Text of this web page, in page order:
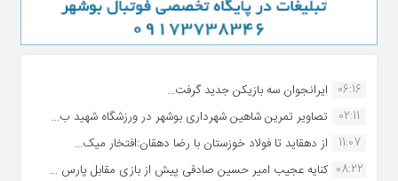
06:16 ایرانجوان سه بازیکن جدید گرفت...
02:11
تصاویر تمرین شاهین شهردارى بوشهر در ورزشگاه شهید ب...
11:07
از دهقاید تا فولاد خوزستان با رضا دهقان:افتخار میک...
08:22 کنایه عجیب امیر حسین صادقی پیش از بازی مقابل پارس ...